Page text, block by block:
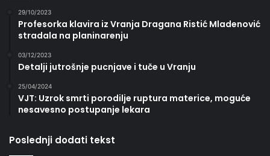
29/10/2023
Profesorka klavira iz Vranja Dragana Ristić Mladenović
stradala na planinarenju
03/12/2023
Detalji jutrošnje pucnjave i tuče u Vranju
25/04/2024
VJT: Uzrok smrti porodilje ruptura materice, moguće
nesavesno postupanje lekara
Poslednji dodati tekst